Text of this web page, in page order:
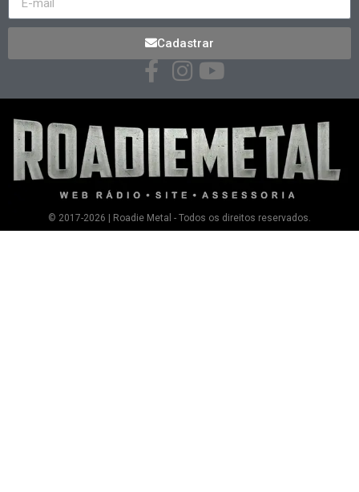
Cadastrar
© 2017-2026 | Roadie Metal - Todos os direitos reservados.